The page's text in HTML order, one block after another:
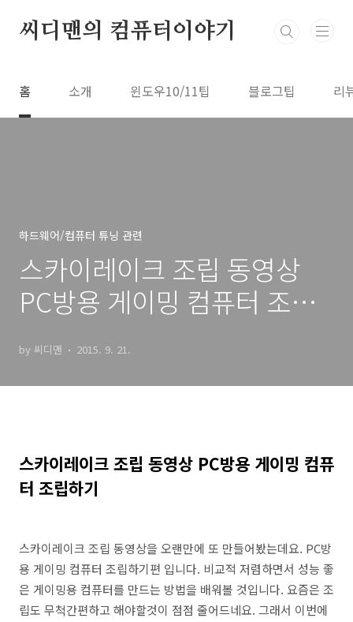
씨디맨의 컴퓨터이야기
홈 소개 윈도우10/11팁 블로그팁 리
하드웨어/컴퓨터 튜닝 관련
스카이레이크 조립 동영상
PC방용 게이밍 컴퓨터 조립
by 씨디맨 2015. 9. 21.
스카이레이크 조립 동영상 PC방용 게이밍 컴퓨
터 조립하기
스카이레이크 조립 동영상을 오랜만에 또 만들어봤는데요. PC방
용 게이밍 컴퓨터 조립하기편 입니다. 비교적 저렴하면서 성능 좋
은 게이밍용 컴퓨터를 만드는 방법을 배워볼 것입니다. 요즘은 조
립도 무척간편하고 해야할것이 점점 줄어드네요. 그래서 이번에